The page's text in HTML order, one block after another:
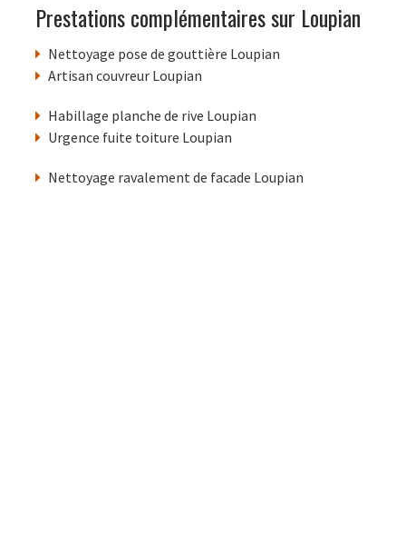
Prestations complémentaires sur Loupian
Nettoyage pose de gouttière Loupian
Artisan couvreur Loupian
Habillage planche de rive Loupian
Urgence fuite toiture Loupian
Nettoyage ravalement de facade Loupian